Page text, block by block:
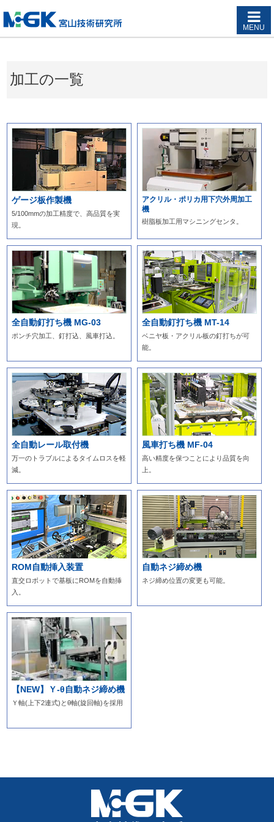
加工の一覧
ゲージ板作製機
5/100mmの加工精度で、高品質を実
現。
アクリル・ポリカ用下穴外周加工
機
樹脂板加工用マシニングセンタ。
全自動釘打ち機 MG-03
ポンチ穴加工、釘打込、風車打込。
全自動釘打ち機 MT-14
ベニヤ板・アクリル板の釘打ちが可
能。
全自動レール取付機
万一のトラブルによるタイムロスを軽
減。
風車打ち機 MF-04
高い精度を保つことにより品質を向
上。
ROM自動挿入装置
直交ロボットで基板にROMを自動挿
入。
自動ネジ締め機
ネジ締め位置の変更も可能。
【NEW】 Ｙ-θ自動ネジ締め機
Ｙ軸(上下2連式)とθ軸(旋回軸)を採用
MENU